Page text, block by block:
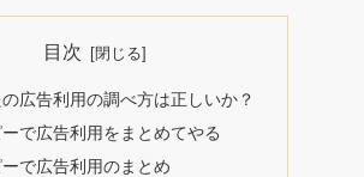
目次
広告利用の調べ方は正しいか？
で広告利用をまとめてやる
で広告利用のまとめ